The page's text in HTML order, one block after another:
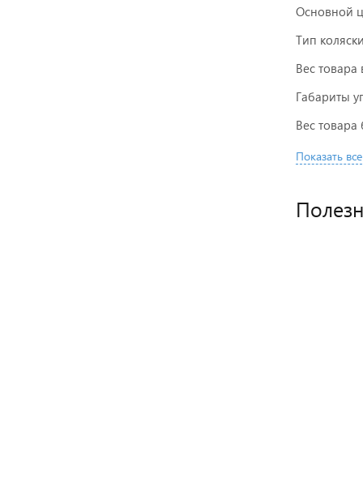
Основной
Тип коляски
Вес товара
Габариты
Вес товара
Показать все